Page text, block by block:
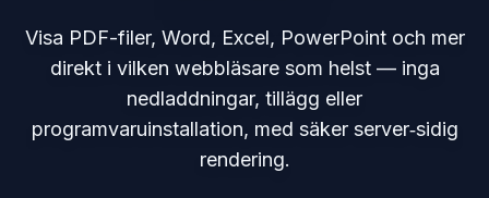
Visa PDF-filer, Word, Excel, PowerPoint och mer
direkt i vilken webbläsare som helst — inga
nedladdningar, tillägg eller
programvaruinstallation, med säker server‑sidig
rendering.